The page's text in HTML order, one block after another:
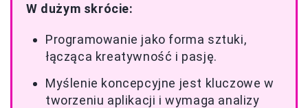
W dużym skrócie:
Programowanie jako forma sztuki,
łącząca kreatywność i pasję.
Myślenie koncepcyjne jest kluczowe w
tworzeniu aplikacji i wymaga analizy